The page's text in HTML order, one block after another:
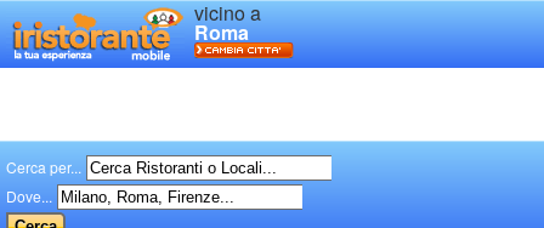
vicino a
Roma
Cerca per...
Dove...